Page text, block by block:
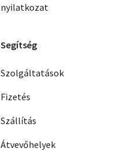
nyilatkozat
Segítség
Szolgáltatások
Fizetés
Szállítás
Átvevőhelyek